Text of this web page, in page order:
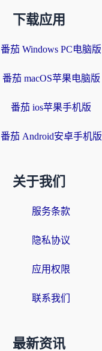
下载应用
番茄 Windows PC电脑版
番茄 macOS苹果电脑版
番茄 ios苹果手机版
番茄 Android安卓手机版
关于我们
服务条款
隐私协议
应用权限
联系我们
最新资讯